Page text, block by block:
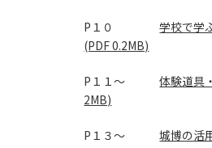
P１０学校で学
(PDF 0.2MB)
P１１～体験道具
2MB)
P１３～城博の